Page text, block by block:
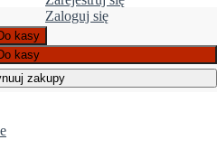
Zaloguj się
kasy
kasy
zakupy